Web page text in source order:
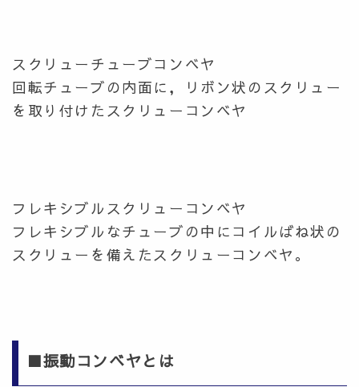
スクリューチューブコンベヤ
回転チューブの内面に，リボン状のスクリュー
を取り付けたスクリューコンベヤ
フレキシブルスクリューコンベヤ
フレキシブルなチューブの中にコイルばね状の
スクリューを備えたスクリューコンベヤ。
■振動コンベヤとは